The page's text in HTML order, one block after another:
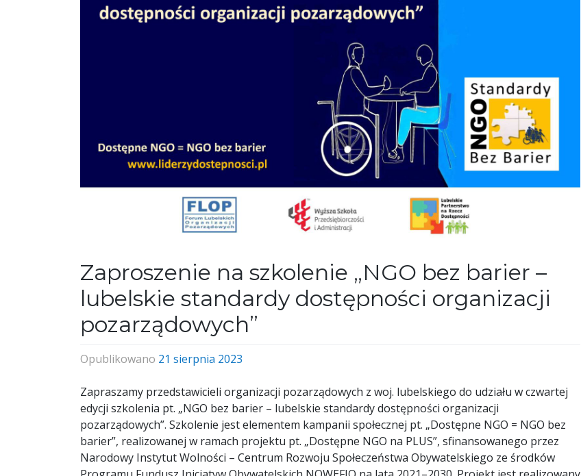
Zaproszenie na szkolenie „NGO bez barier –
lubelskie standardy dostępności organizacji
pozarządowych”
Opublikowano 21 sierpnia 2023
Zapraszamy przedstawicieli organizacji pozarządowych z woj. lubelskiego do udziału w czwartej
edycji szkolenia pt. „NGO bez barier – lubelskie standardy dostępności organizacji
pozarządowych”. Szkolenie jest elementem kampanii społecznej pt. „Dostępne NGO = NGO bez
barier”, realizowanej w ramach projektu pt. „Dostępne NGO na PLUS”, sfinansowanego przez
Narodowy Instytut Wolności – Centrum Rozwoju Społeczeństwa Obywatelskiego ze środków